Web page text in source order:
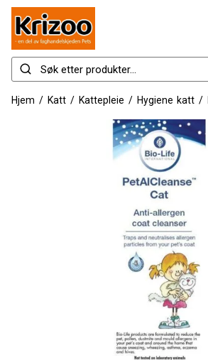
Hjem / Katt / Kattepleie / Hygiene katt /